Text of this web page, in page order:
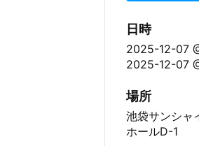
日時
2025-12-07
2025-12-07
場所
池袋サンシ
ホールD-1